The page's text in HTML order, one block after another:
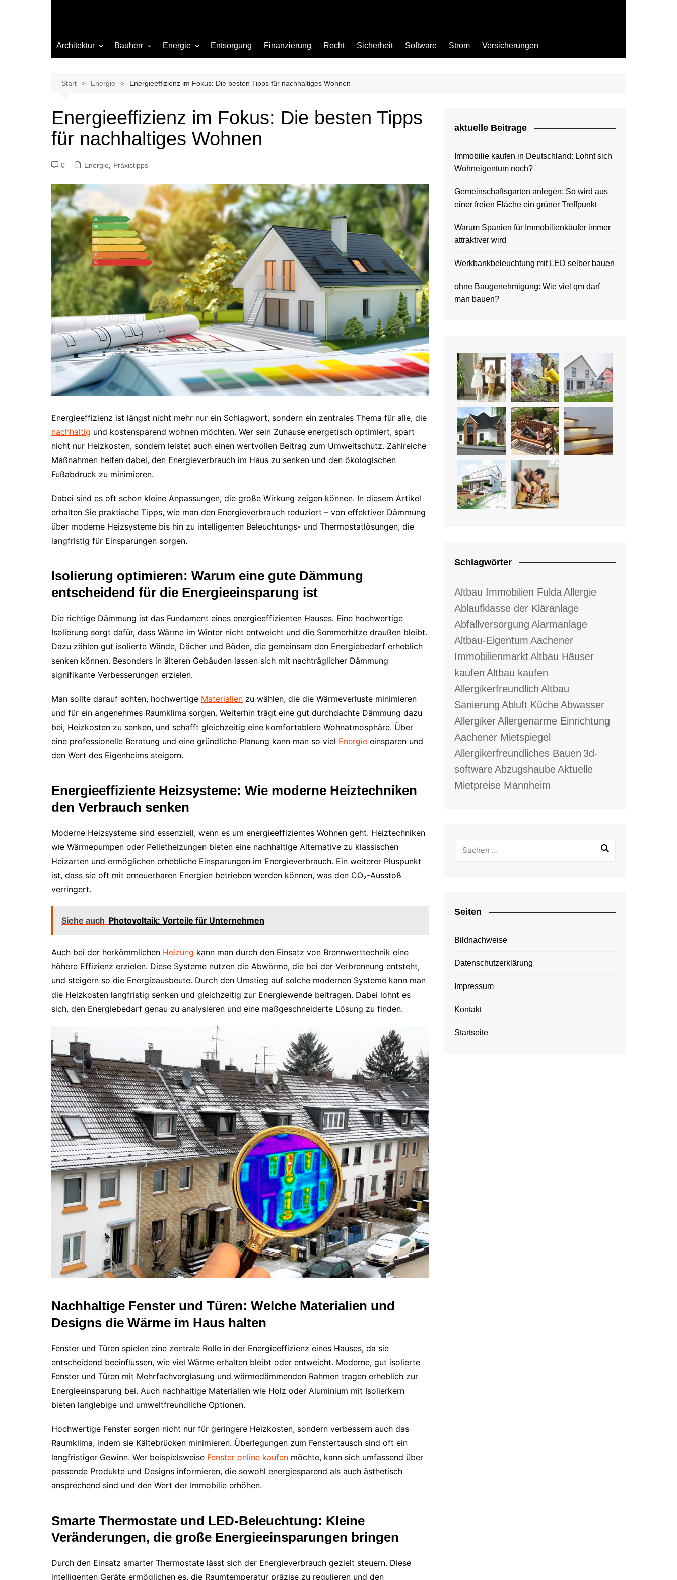
Architektur Bauherr
Beleuchtung
Büro
Garten
Materialien
Ökologisch bauen
Renovierung
Sanierung
Hygiene
Energie
Gas
Entsorgung Finanzierung Recht Sicherheit Software Strom Versicherungen
Start Energie Energieeffizienz im Fokus: Die besten Tipps für nachhaltiges Wohnen
Energieeffizienz im Fokus: Die besten Tipps
für nachhaltiges Wohnen
0 Energie Praxistipps
Energieeffizienz ist längst nicht mehr nur ein Schlagwort, sondern ein zentrales Thema für alle, die
nachhaltig und kostensparend wohnen möchten. Wer sein Zuhause energetisch optimiert, spart
nicht nur Heizkosten, sondern leistet auch einen wertvollen Beitrag zum Umweltschutz. Zahlreiche
Maßnahmen helfen dabei, den Energieverbrauch im Haus zu senken und den ökologischen
Fußabdruck zu minimieren.
Dabei sind es oft schon kleine Anpassungen, die große Wirkung zeigen können. In diesem Artikel
erhalten Sie praktische Tipps, wie man den Energieverbrauch reduziert – von effektiver Dämmung
über moderne Heizsysteme bis hin zu intelligenten Beleuchtungs- und Thermostatlösungen, die
langfristig für Einsparungen sorgen.
Isolierung optimieren: Warum eine gute Dämmung
entscheidend für die Energieeinsparung ist
Die richtige Dämmung ist das Fundament eines energieeffizienten Hauses. Eine hochwertige
Isolierung sorgt dafür, dass Wärme im Winter nicht entweicht und die Sommerhitze draußen bleibt.
Dazu zählen gut isolierte Wände, Dächer und Böden, die gemeinsam den Energiebedarf erheblich
senken können. Besonders in älteren Gebäuden lassen sich mit nachträglicher Dämmung
signifikante Verbesserungen erzielen.
Man sollte darauf achten, hochwertige Materialien zu wählen, die die Wärmeverluste minimieren
und für ein angenehmes Raumklima sorgen. Weiterhin trägt eine gut durchdachte Dämmung dazu
bei, Heizkosten zu senken, und schafft gleichzeitig eine komfortablere Wohnatmosphäre. Über
eine professionelle Beratung und eine gründliche Planung kann man so viel Energie einsparen und
den Wert des Eigenheims steigern.
Energieeffiziente Heizsysteme: Wie moderne Heiztechniken
den Verbrauch senken
Moderne Heizsysteme sind essenziell, wenn es um energieeffizientes Wohnen geht. Heiztechniken
wie Wärmepumpen oder Pelletheizungen bieten eine nachhaltige Alternative zu klassischen
Heizarten und ermöglichen erhebliche Einsparungen im Energieverbrauch. Ein weiterer Pluspunkt
ist, dass sie oft mit erneuerbaren Energien betrieben werden können, was den CO₂-Ausstoß
verringert.
Siehe auch Photovoltaik: Vorteile für Unternehmen
Auch bei der herkömmlichen Heizung kann man durch den Einsatz von Brennwerttechnik eine
höhere Effizienz erzielen. Diese Systeme nutzen die Abwärme, die bei der Verbrennung entsteht,
und steigern so die Energieausbeute. Durch den Umstieg auf solche modernen Systeme kann man
die Heizkosten langfristig senken und gleichzeitig zur Energiewende beitragen. Dabei lohnt es
sich, den Energiebedarf genau zu analysieren und eine maßgeschneiderte Lösung zu finden.
Nachhaltige Fenster und Türen: Welche Materialien und
Designs die Wärme im Haus halten
Fenster und Türen spielen eine zentrale Rolle in der Energieeffizienz eines Hauses, da sie
entscheidend beeinflussen, wie viel Wärme erhalten bleibt oder entweicht. Moderne, gut isolierte
Fenster und Türen mit Mehrfachverglasung und wärmedämmenden Rahmen tragen erheblich zur
Energieeinsparung bei. Auch nachhaltige Materialien wie Holz oder Aluminium mit Isolierkern
bieten langlebige und umweltfreundliche Optionen.
Hochwertige Fenster sorgen nicht nur für geringere Heizkosten, sondern verbessern auch das
Raumklima, indem sie Kältebrücken minimieren. Überlegungen zum Fenstertausch sind oft ein
langfristiger Gewinn. Wer beispielsweise Fenster online kaufen möchte, kann sich umfassend über
passende Produkte und Designs informieren, die sowohl energiesparend als auch ästhetisch
ansprechend sind und den Wert der Immobilie erhöhen.
Smarte Thermostate und LED-Beleuchtung: Kleine
Veränderungen, die große Energieeinsparungen bringen
Durch den Einsatz smarter Thermostate lässt sich der Energieverbrauch gezielt steuern. Diese
intelligenten Geräte ermöglichen es, die Raumtemperatur präzise zu regulieren und den
aktuelle Beitrage
Immobilie kaufen in Deutschland: Lohnt sich
Wohneigentum noch?
Gemeinschaftsgarten anlegen: So wird aus
einer freien Fläche ein grüner Treffpunkt
Warum Spanien für Immobilienkäufer immer
attraktiver wird
Werkbankbeleuchtung mit LED selber bauen
ohne Baugenehmigung: Wie viel qm darf
man bauen?
Schlagwörter
Altbau Immobilien FuldaAllergie
Ablaufklasse der Kläranlage
Abfallversorgung Alarmanlage
Altbau-Eigentum Aachener
ImmobilienmarktAltbau Häuser
kaufen Altbau kaufen
Allergikerfreundlich Altbau
Sanierung Abluft KücheAbwasser
AllergikerAllergenarme Einrichtung
Aachener Mietspiegel
Allergikerfreundliches Bauen 3d-
softwareAbzugshaubeAktuelle
Mietpreise Mannheim
Seiten
Bildnachweise
Datenschutzerklärung
Impressum
Kontakt
Startseite